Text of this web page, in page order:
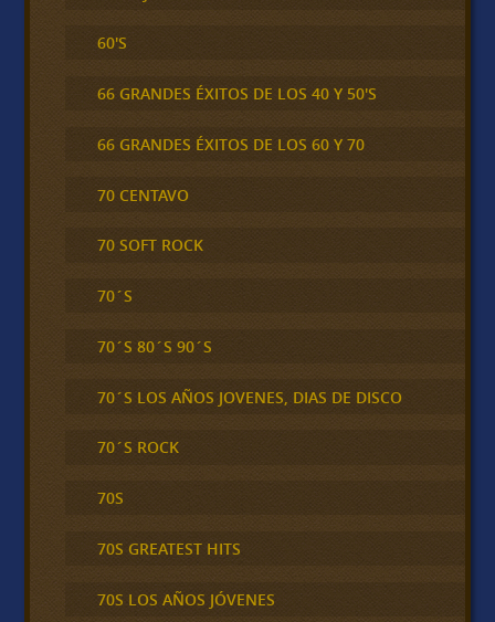
60'S
66 GRANDES ÉXITOS DE LOS 40 Y 50'S
66 GRANDES ÉXITOS DE LOS 60 Y 70
70 CENTAVO
70 SOFT ROCK
70´S
70´S 80´S 90´S
70´S LOS AÑOS JOVENES, DIAS DE DISCO
70´S ROCK
70S
70S GREATEST HITS
70S LOS AÑOS JÓVENES